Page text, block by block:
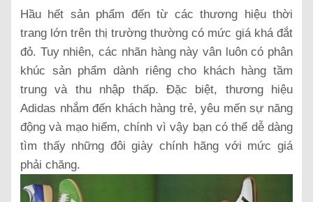
Hầu hết sản phẩm đến từ các thương hiệu thời
trang lớn trên thị trường thường có mức giá khá đắt
đỏ. Tuy nhiên, các nhãn hàng này vân luôn có phân
khúc sản phẩm dành riêng cho khách hàng tầm
trung và thu nhập thấp. Đặc biệt, thương hiệu
Adidas nhắm đến khách hàng trẻ, yêu mến sự năng
động và mạo hiểm, chính vì vậy bạn có thể dễ dàng
tìm thấy những đôi giày chính hãng với mức giá
phải chăng.